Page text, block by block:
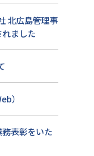
北広島管理事
ました
）
表彰をいた